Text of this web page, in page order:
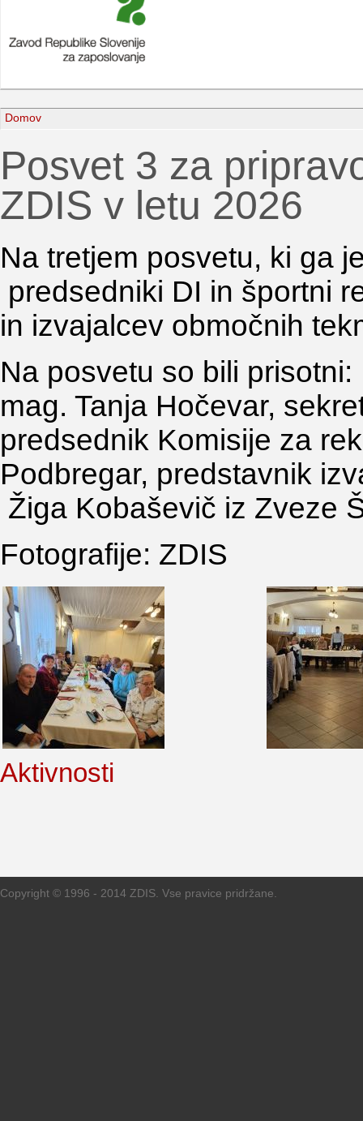
Domov
Posvet 3 za
ZDIS v letu 2026
Na tretjem posvetu, ki ga
predsedniki DI in športni
in izvajalcev območnih
Na posvetu so bili
mag. Tanja Hočevar,
predsednik Komisije za
Podbregar, predstavnik
Žiga Kobaševič iz Zveze
Fotografije: ZDIS
Aktivnosti
Copyright © 1996 - 2014 ZDIS. Vse pravice pridržane.